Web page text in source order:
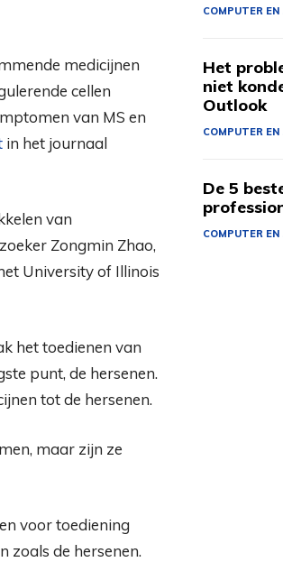
medicijnen
cellen
van MS en
in het journaal
van
Zongmin Zhao,
University of Illinois
het toedienen van
punt, de hersenen.
tot de hersenen.
maar zijn ze
voor toediening
zoals de hersenen.
COMPUTER
Het
niet
Outlook
COMPUTER
De 5
COMPUTER